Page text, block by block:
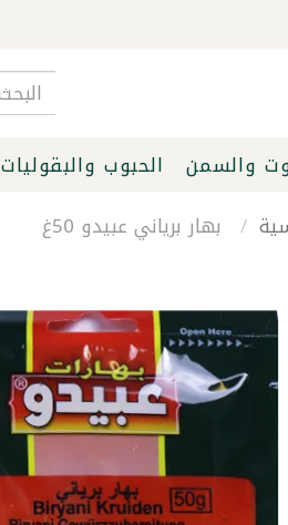
والسمن الحبوب والبقوليات
بهار برياني عبيدو 50غ